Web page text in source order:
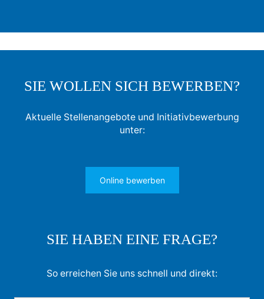
SIE WOLLEN SICH BEWERBEN?
Aktuelle Stellenangebote und Initiativbewerbung
unter:
Online bewerben
SIE HABEN EINE FRAGE?
So erreichen Sie uns schnell und direkt: